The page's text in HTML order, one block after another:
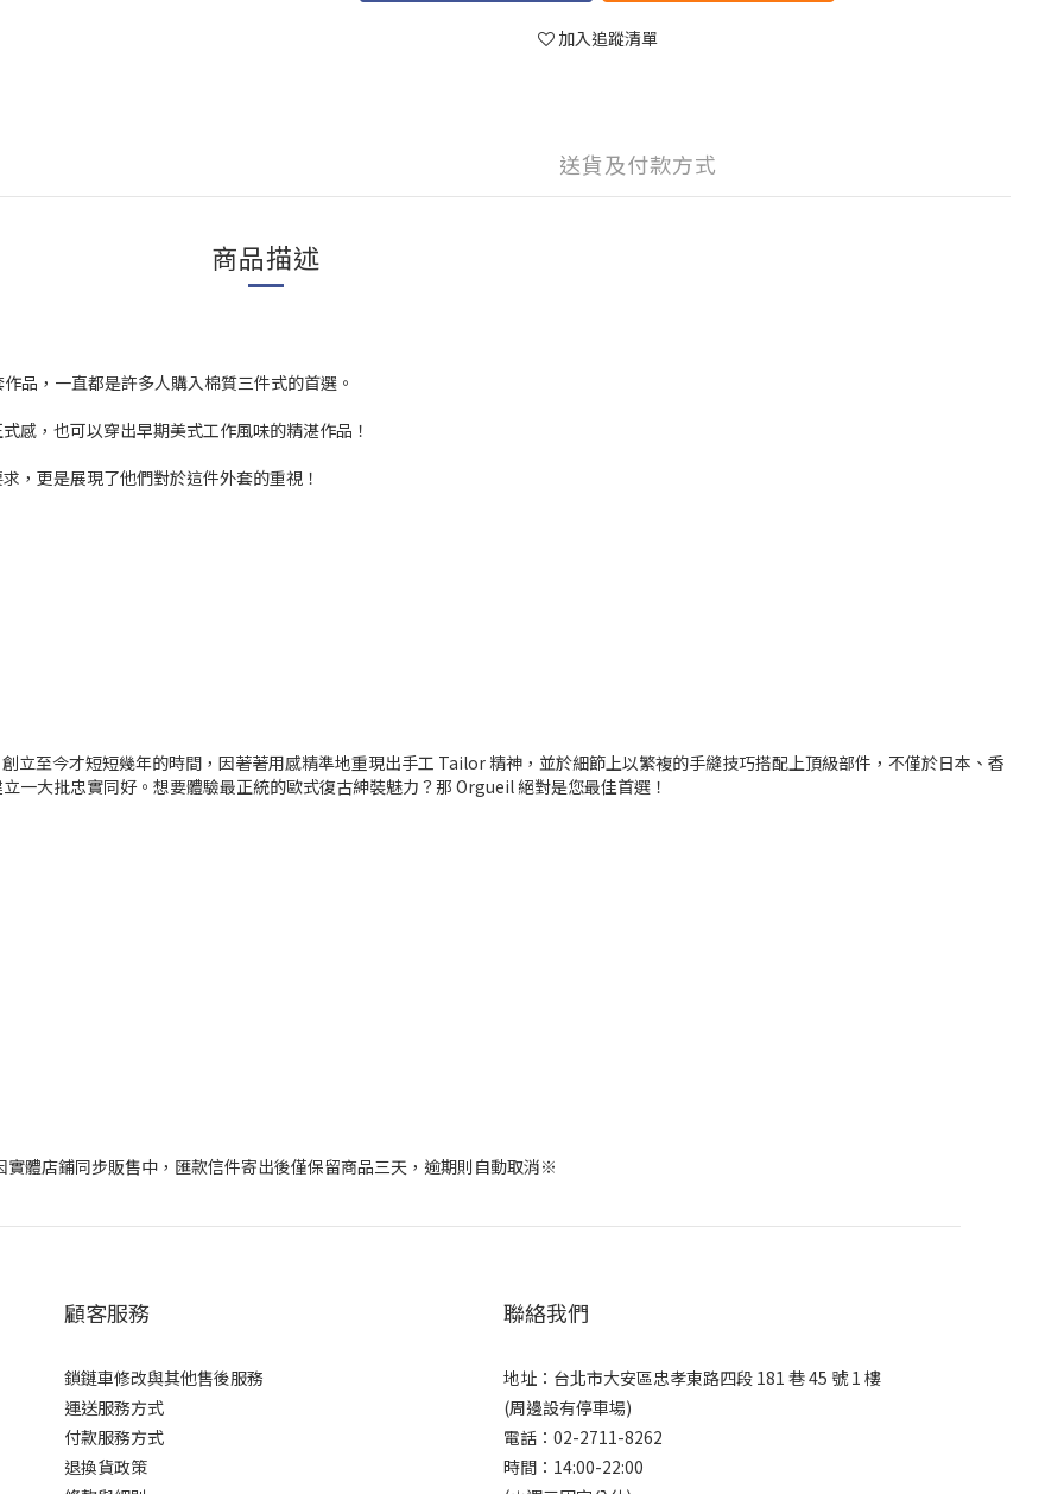
加入追蹤清單
送貨及付款方式
商品描述
品，一直都是許多人購入棉質三件式的首選。
感，也可以穿出早期美式工作風味的精湛作品！
，更是展現了他們對於這件外套的重視！
至今才短短幾年的時間，因著著用感精準地重現出手工 Tailor 精神，並於細節上以繁複的手縫技巧搭配上頂級部件，不僅於日本、香
一大批忠實同好。想要體驗最正統的歐式復古紳裝魅力？那 Orgueil 絕對是您最佳首選！
體店鋪同步販售中，匯款信件寄出後僅保留商品三天，逾期則自動取消※
顧客服務
鎖鏈車修改與其他售後服務
運送服務方式
付款服務方式
退換貨政策
聯絡我們
地址：台北市大安區忠孝東路四段 181 巷 45 號 1 樓
(周邊設有停車場)
電話：02-2711-8262
時間：14:00-22:00